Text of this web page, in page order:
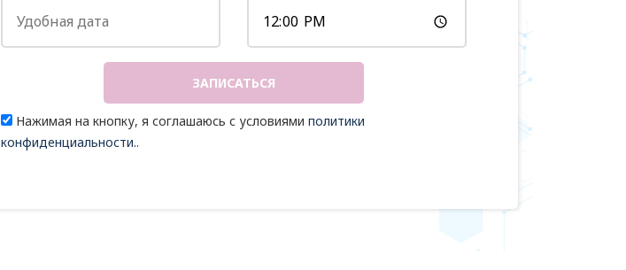
ЗАПИСАТЬСЯ
Нажимая на кнопку, я соглашаюсь с условиямиполитики
конфиденциальности..